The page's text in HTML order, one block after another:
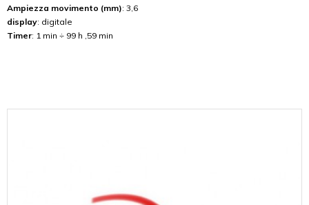
Ampiezza movimento (mm): 3,6
display: digitale
Timer: 1 min ÷ 99 h ,59 min